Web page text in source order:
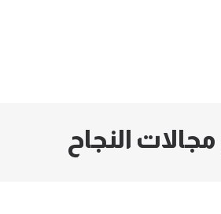
النجاح